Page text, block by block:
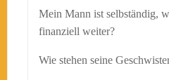
Mein Mann ist selbständig,
finanziell weiter?
Wie stehen seine